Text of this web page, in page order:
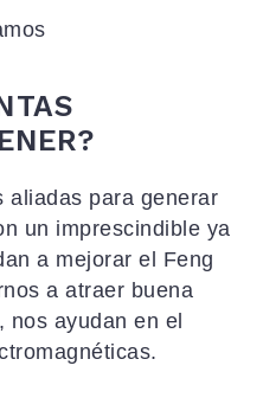
aliadas para generar
un imprescindible ya
a mejorar el Feng
a atraer buena
ayudan en el